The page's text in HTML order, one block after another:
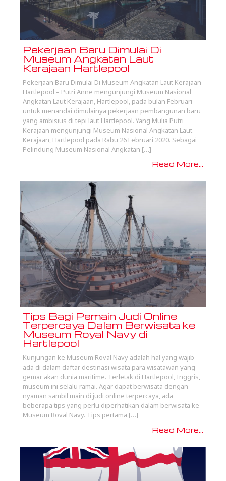
Pekerjaan Baru Dimulai Di
Museum Angkatan Laut
Kerajaan Hartlepool
Pekerjaan Baru Dimulai Di Museum Angkatan Laut Kerajaan
Hartlepool – Putri Anne mengunjungi Museum Nasional
Angkatan Laut Kerajaan, Hartlepool, pada bulan Februari
untuk menandai dimulainya pekerjaan pembangunan baru
yang ambisius di tepi laut Hartlepool. Yang Mulia Putri
Kerajaan mengunjungi Museum Nasional Angkatan Laut
Kerajaan, Hartlepool pada Rabu 26 Februari 2020. Sebagai
Pelindung Museum Nasional Angkatan […]
Read More...
Tips Bagi Pemain Judi Online
Terpercaya Dalam Berwisata ke
Museum Royal Navy di
Hartlepool
Kunjungan ke Museum Roval Navy adalah hal yang wajib
ada di dalam daftar destinasi wisata para wisatawan yang
gemar akan dunia maritime. Terletak di Hartlepool, Inggris,
museum ini selalu ramai. Agar dapat berwisata dengan
nyaman sambil main di judi online terpercaya, ada
beberapa tips yang perlu diperhatikan dalam berwisata ke
Museum Roval Navy. Tips pertama […]
Read More...